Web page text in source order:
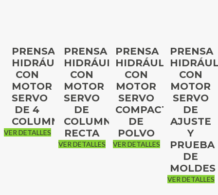
PRENSA
HIDRÁULICA
CON
MOTOR
SERVO
DE 4
COLUMNAS
VER DETALLES
PRENSA
HIDRÁULICA
CON
MOTOR
SERVO
DE
COLUMNA
RECTA
VER DETALLES
PRENSA
HIDRÁULICA
CON
MOTOR
SERVO
COMPACTADORA
DE
POLVO
VER DETALLES
PRENSA
CON
MOTOR
SERVO
DE
AJUSTE
Y
PRUEBA
DE
MOLDES
VER DETALLES